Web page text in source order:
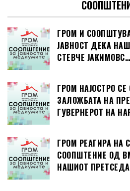
ГРОМ И
ЈАВНОСТ ДЕКА
СТЕВЧЕ ЈАКИМОВС…
ГРОМ НАЈОСТРО
ЗАЛОЖБАТА НА
ГУВЕРНЕРОТ НА
ГРОМ РЕАГИРА НА
СООПШТЕНИЕ ОД
НАШИОТ